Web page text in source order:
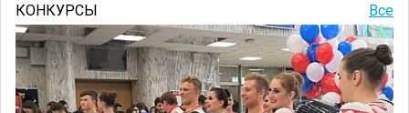
Все
КОНКУРСЫ